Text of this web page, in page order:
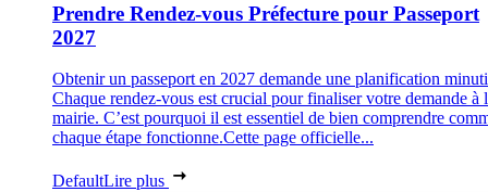
Prendre Rendez-vous Préfecture pour Passeport
2027
Obtenir un passeport en 2027 demande une planification
Chaque rendez-vous est crucial pour finaliser votre demande à
mairie. C’est pourquoi il est essentiel de bien comprendre
chaque étape fonctionne.Cette page officielle...
DefaultLire plus